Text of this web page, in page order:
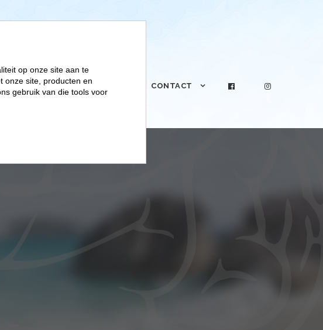
PRAKTIJK CONTACT
op onze site aan te
onze site, producten en
gebruik van die tools voor